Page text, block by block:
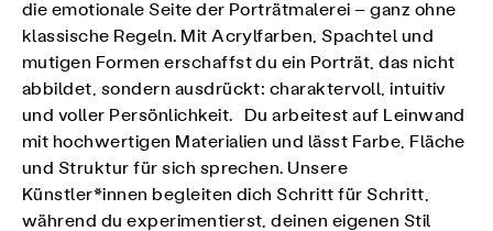
die emotionale Seite der Porträtmalerei – ganz ohne
klassische Regeln. Mit Acrylfarben, Spachtel und
mutigen Formen erschaffst du ein Porträt, das nicht
abbildet, sondern ausdrückt: charaktervoll, intuitiv
und voller Persönlichkeit. Du arbeitest auf Leinwand
mit hochwertigen Materialien und lässt Farbe, Fläche
und Struktur für sich sprechen. Unsere
Künstler*innen begleiten dich Schritt für Schritt,
während du experimentierst, deinen eigenen Stil